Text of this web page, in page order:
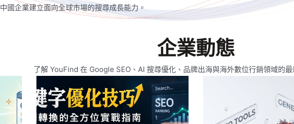
中國企業建立面向全球市場的搜尋成長能力。
企業動態
了解 YouFind 在 Google SEO、AI 搜尋優化、品牌出海與海外數位行銷領域的最